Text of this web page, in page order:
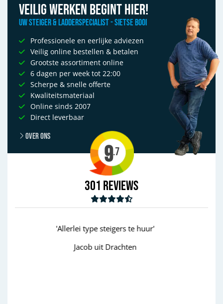
Veilig werken begint hier!
Uw Steiger & Ladderspecialist - Sietse Booi
Professionele en eerlijke adviezen
Veilig online bestellen & betalen
Grootste assortiment online
6 dagen per week tot 22:00
Scherpe & snelle offerte
Kwaliteitsmateriaal
Online sinds 2007
Direct leverbaar
Over ons
9.7
301 Reviews
'goed'
Wim uit Aalten